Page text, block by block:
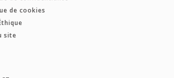
de cookies
site